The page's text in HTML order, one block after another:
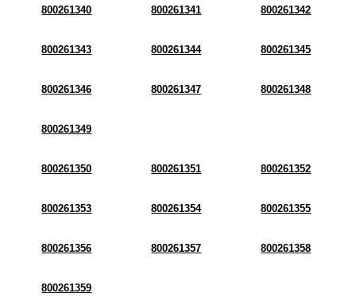
800261340 800261341 800261342
800261343 800261344 800261345
800261346 800261347 800261348
800261349
800261350 800261351 800261352
800261353 800261354 800261355
800261356 800261357 800261358
800261359